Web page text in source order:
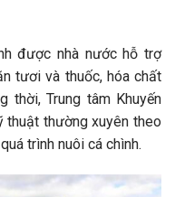
được nhà nước hỗ trợ
tươi và thuốc, hóa chất
thời, Trung tâm Khuyến
thuật thường xuyên theo
trình nuôi cá chình.